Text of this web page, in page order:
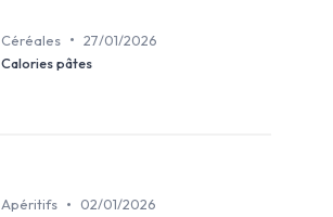
Céréales • 27/01/2026
Calories pâtes
Apéritifs •
02/01/2026